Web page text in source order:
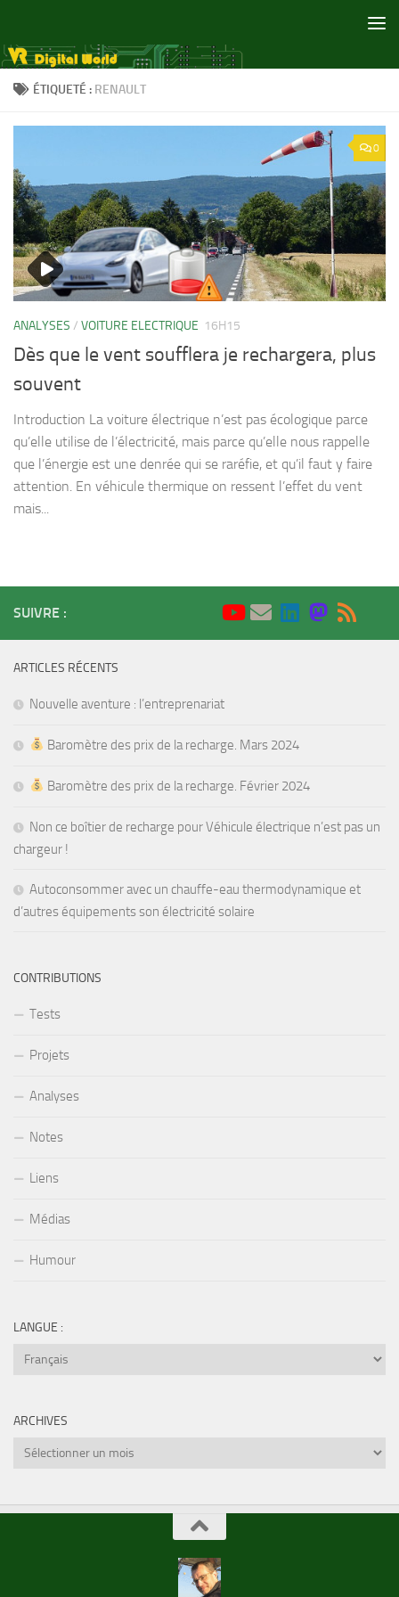
ÉTIQUETÉ : RENAULT
0
ANALYSES / VOITURE ELECTRIQUE 16H15
Dès que le vent soufflera je rechargera, plus
souvent
Introduction La voiture électrique n’est pas écologique parce
qu’elle utilise de l’électricité, mais parce qu’elle nous rappelle
que l’énergie est une denrée qui se raréfie, et qu’il faut y faire
attention. En véhicule thermique on ressent l’effet du vent
mais...
SUIVRE :
ARTICLES RÉCENTS
Nouvelle aventure : l’entreprenariat
Baromètre des prix de la recharge. Mars 2024
Baromètre des prix de la recharge. Février 2024
Non ce boîtier de recharge pour Véhicule électrique n’est pas un
chargeur !
Autoconsommer avec un chauffe-eau thermodynamique et
d’autres équipements son électricité solaire
CONTRIBUTIONS
Tests
Projets
Analyses
Notes
Liens
Médias
Humour
LANGUE :
ARCHIVES
Archives